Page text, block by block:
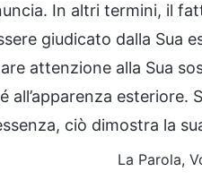
In altri termini, il
giudicato dalla Sua
attenzione alla Sua
esteriore.
ciò dimostra la
La Parola,